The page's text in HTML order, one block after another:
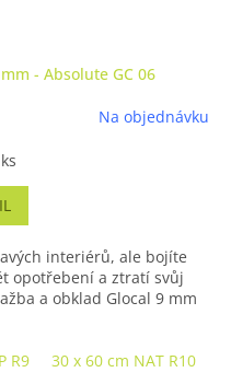
- Absolute GC 06
Na objednávku
interiérů, ale bojíte
opotřebení a ztratí svůj
a obklad Glocal 9 mm
R9 30 x 60 cm NAT R10